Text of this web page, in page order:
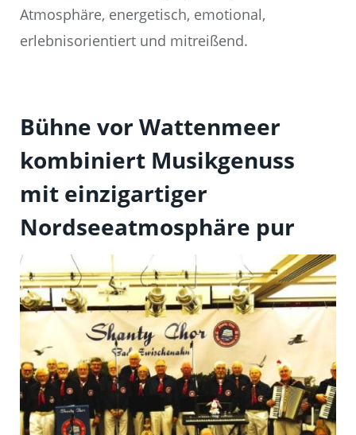
Atmosphäre, energetisch, emotional,
erlebnisorientiert und mitreißend.
Bühne vor Wattenmeer
kombiniert Musikgenuss
mit einzigartiger
Nordseeatmosphäre pur